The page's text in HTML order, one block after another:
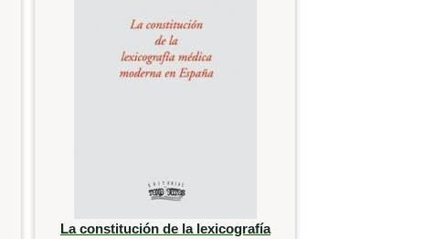
La constitución de la lexicografía